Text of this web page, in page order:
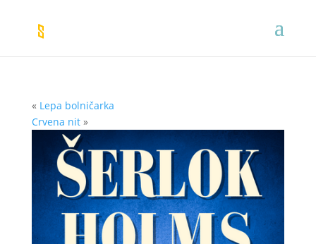
« Lepa bolničarka
Crvena nit»